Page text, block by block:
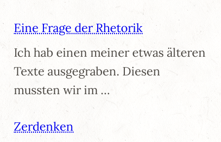
Eine Frage der Rhetorik
Ich hab einen meiner etwas älteren
Texte ausgegraben. Diesen
mussten wir im …
Zerdenken